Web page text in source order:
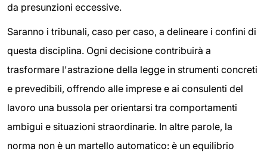
da presunzioni eccessive.
Saranno i tribunali, caso per caso, a delineare i confini di
questa disciplina. Ogni decisione contribuirà a
trasformare l'astrazione della legge in strumenti concreti
e prevedibili, offrendo alle imprese e ai consulenti del
lavoro una bussola per orientarsi tra comportamenti
ambigui e situazioni straordinarie. In altre parole, la
norma non è un martello automatico: è un equilibrio